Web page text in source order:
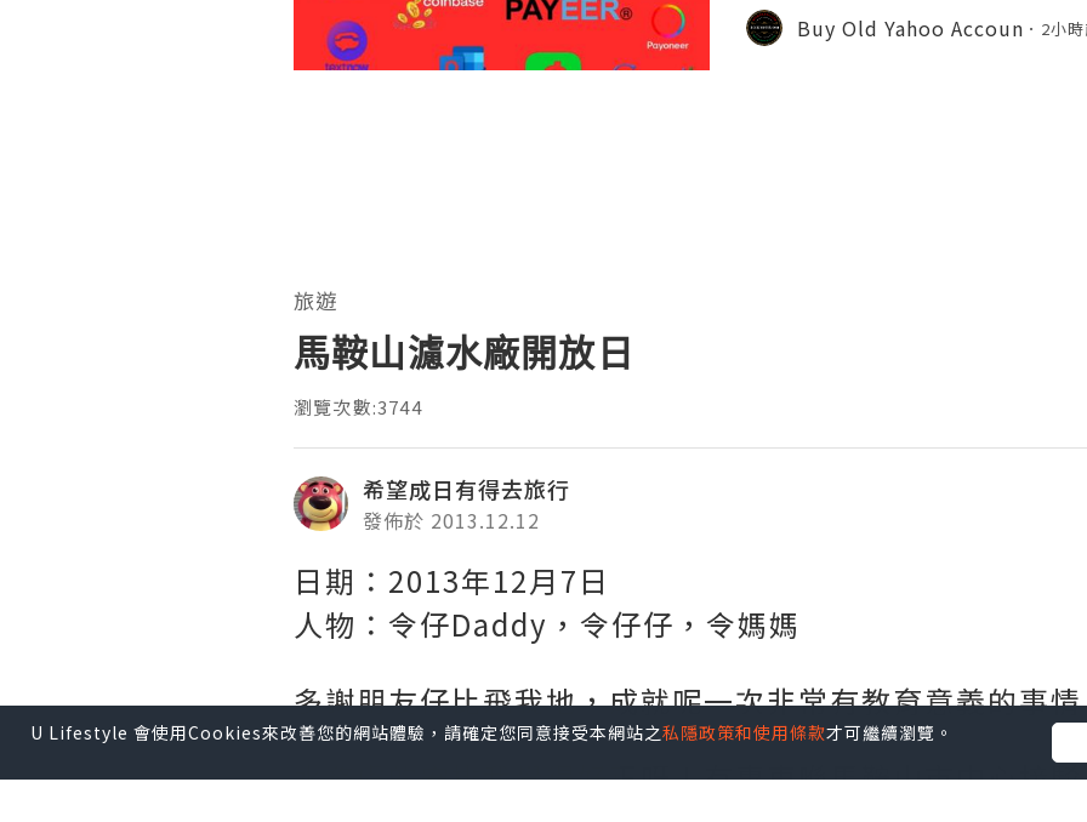
onal communication, business
ccount recovery. Because of
Buy Old Yahoo Accoun 2小
旅遊
馬鞍山濾水廠開放日
瀏覽次數:3744
希望成日有得去旅行
發佈於 2013.12.12
日期：2013年12月7日
人物：令仔Daddy，令仔仔，令媽媽
多謝朋友仔比飛我地，成就呢一次非常有教育意義的事
水務處的安排我覺得好正呀！有專車喺馬鞍山市中心接
U Lifestyle 會使用Cookies來改善您的網站體驗，請確定您同意接受本網站之私隱政策和使用條款才可繼續瀏覽。